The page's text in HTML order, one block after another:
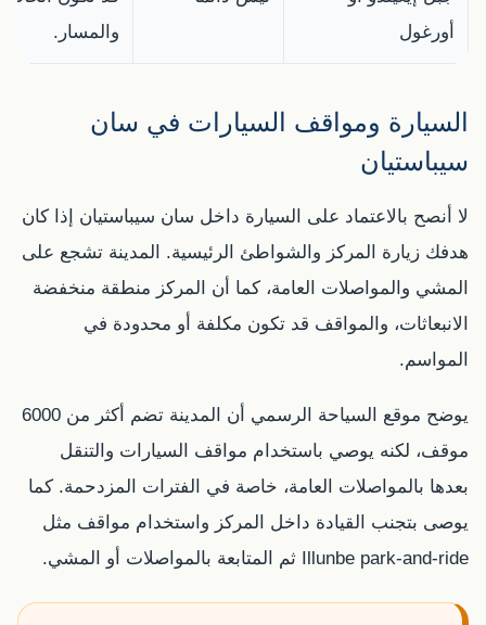
أورغول
والمسار.
السيارة ومواقف السيارات في سان
سيباستيان
لا أنصح بالاعتماد على السيارة داخل سان سيباستيان إذا كان
هدفك زيارة المركز والشواطئ الرئيسية. المدينة تشجع على
المشي والمواصلات العامة، كما أن المركز منطقة منخفضة
الانبعاثات، والمواقف قد تكون مكلفة أو محدودة في
المواسم.
يوضح موقع السياحة الرسمي أن المدينة تضم أكثر من 6000
موقف، لكنه يوصي باستخدام مواقف السيارات والتنقل
بعدها بالمواصلات العامة، خاصة في الفترات المزدحمة. كما
يوصى بتجنب القيادة داخل المركز واستخدام مواقف مثل
Illunbe park-and-ride ثم المتابعة بالمواصلات أو المشي.